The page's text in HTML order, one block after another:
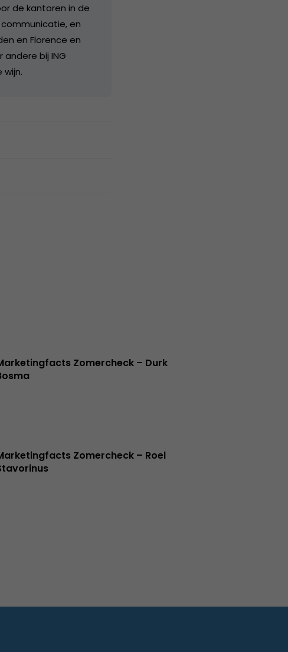
de kantoren in de
en
en Florence en
bij ING
Zomercheck – Durk
Zomercheck – Roel